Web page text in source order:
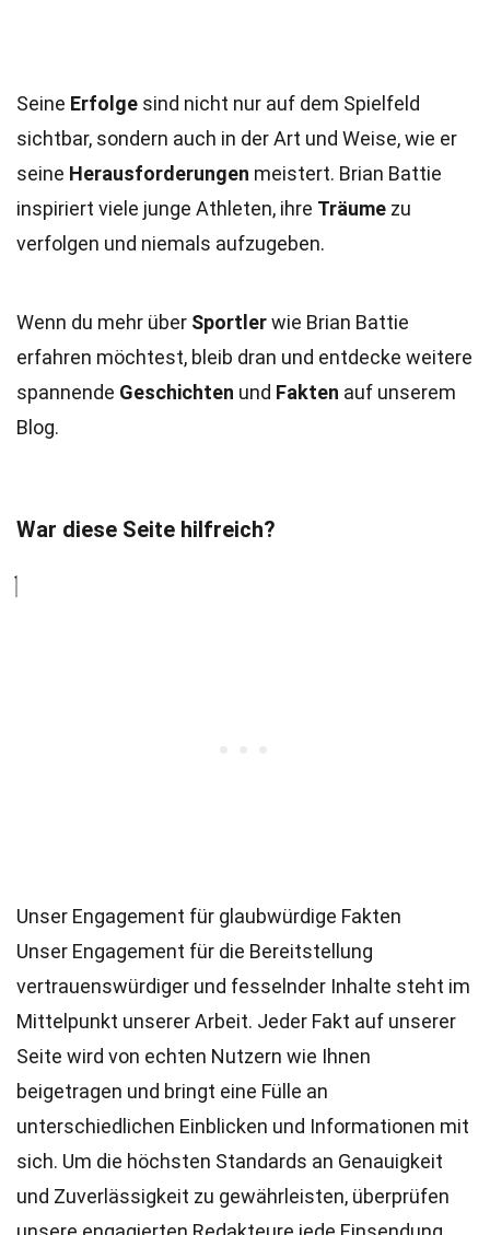
Seine Erfolge sind nicht nur auf dem Spielfeld
sichtbar, sondern auch in der Art und Weise, wie er
seine Herausforderungen meistert. Brian Battie
inspiriert viele junge Athleten, ihre Träume zu
verfolgen und niemals aufzugeben.
Wenn du mehr über Sportlerwie Brian Battie
erfahren möchtest, bleib dran und entdecke weitere
spannende Geschichten und Fakten auf unserem
Blog.
War diese Seite hilfreich?
Unser Engagement für glaubwürdige Fakten
Unser Engagement für die Bereitstellung
vertrauenswürdiger und fesselnder Inhalte steht im
Mittelpunkt unserer Arbeit. Jeder Fakt auf unserer
Seite wird von echten Nutzern wie Ihnen
beigetragen und bringt eine Fülle an
unterschiedlichen Einblicken und Informationen mit
sich. Um die höchsten Standards an Genauigkeit
und Zuverlässigkeit zu gewährleisten, überprüfen